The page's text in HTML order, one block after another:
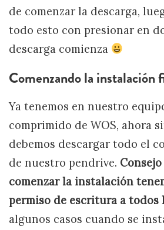
de comenzar la descarga,
todo esto con presionar en
descarga comienza
Comenzando la instalación
Ya tenemos en nuestro
comprimido de WOS, ahora
debemos descargar todo el
de nuestro pendrive.
comenzar la instalación
permiso de escritura a todos
algunos casos cuando se